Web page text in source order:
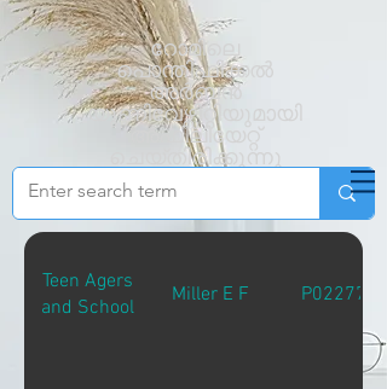
റോമിലെ
പൊന്തിഫിക്കൽ
അർബൻ
യൂണിവേഴ്സിറ്റിയുമായി
അഫിലിയേറ്റ്
ചെയ്തിരിക്കുന്നു
Teen Agers
and School
Miller E F P02277